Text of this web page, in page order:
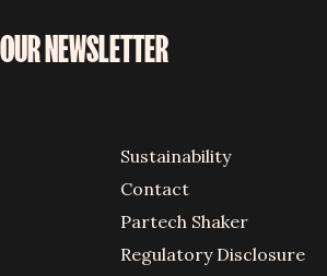
NEWSLETTER
Sustainability
Contact
Partech Shaker
Regulatory Disclosure